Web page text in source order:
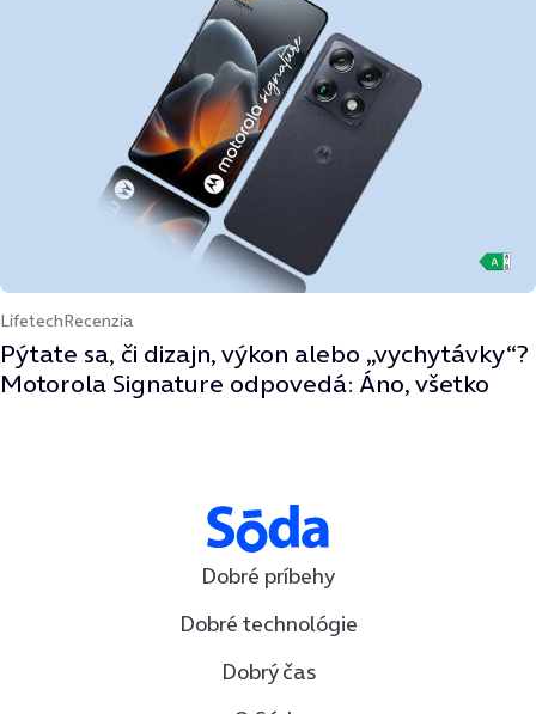
LifetechRecenzia
Pýtate sa, či dizajn, výkon alebo „vychytávky“?
Motorola Signature odpovedá: Áno, všetko
Dobré príbehy
Dobré technológie
Dobrý čas